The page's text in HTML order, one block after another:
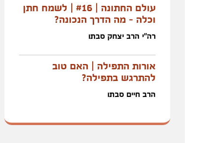
עולם החתונה | #16 | לשמח חתן
וכלה - מה הדרך הנכונה?
רה"י הרב יצחק סבתו
אורות התפילה | האם טוב
להתרגש בתפילה?
הרב חיים סבתו